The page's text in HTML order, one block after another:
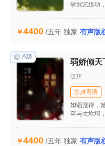
学武艺练功
4400 /五年 独家 有声版
A级
弱娇倾天
汲珥
古典言情
姒谣觉得，
至与太坎坷
来也只是旁
4400 /五年 独家 有声版